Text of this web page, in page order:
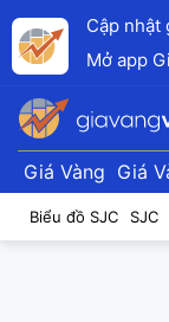
Cập nhật
Mở app
Giá Vàng Giá
Biểu đồ SJC SJC